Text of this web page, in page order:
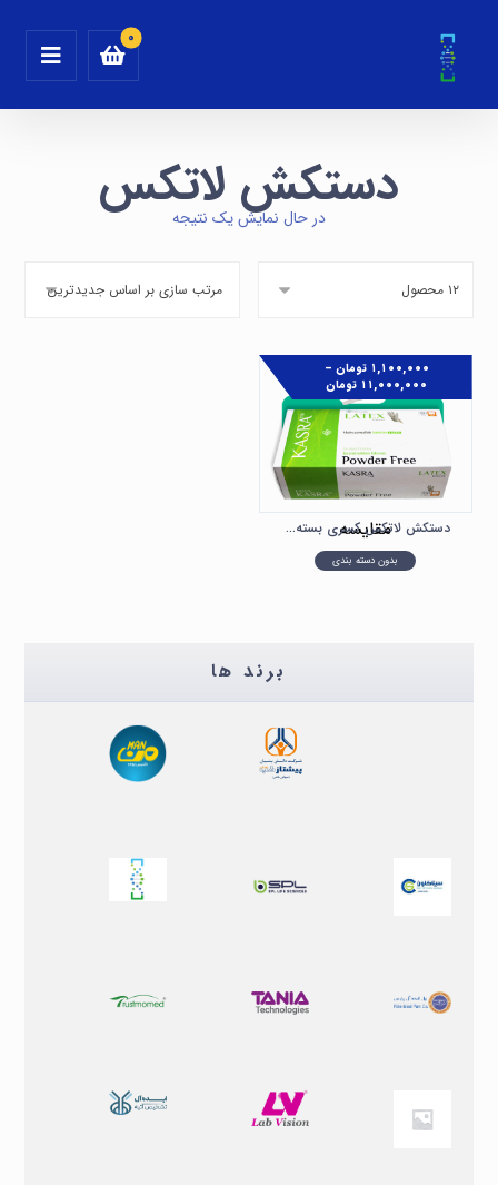
دستکش لاتکس
در حال نمایش یک نتیجه
دستکش لاتکس کسری بسته ۱۰۰ عددی
بدون دسته بندی
۱,۱۰۰,۰۰۰ تومان –
۱۱,۰۰۰,۰۰۰ تومان
مقایسه
برند ها